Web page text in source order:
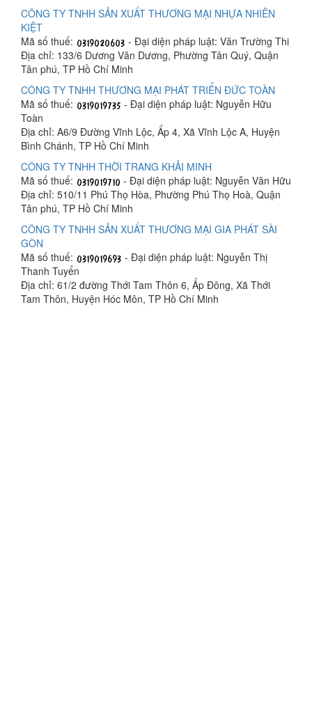
CÔNG TY TNHH SẢN XUẤT THƯƠNG MẠI NHỰA NHIÊN
KIỆT
Mã số thuế:
- Đại diện pháp luật: Văn Trường Thi
Địa chỉ: 133/6 Dương Văn Dương, Phường Tân Quý, Quận
Tân phú, TP Hồ Chí Minh
CÔNG TY TNHH THƯƠNG MẠI PHÁT TRIỂN ĐỨC TOÀN
Mã số thuế:
- Đại diện pháp luật: Nguyễn Hữu
Toàn
Địa chỉ: A6/9 Đường Vĩnh Lộc, Ấp 4, Xã Vĩnh Lộc A, Huyện
Bình Chánh, TP Hồ Chí Minh
CÔNG TY TNHH THỜI TRANG KHẢI MINH
Mã số thuế:
- Đại diện pháp luật: Nguyễn Văn Hữu
Địa chỉ: 510/11 Phú Thọ Hòa, Phường Phú Thọ Hoà, Quận
Tân phú, TP Hồ Chí Minh
CÔNG TY TNHH SẢN XUẤT THƯƠNG MẠI GIA PHÁT SÀI
GÒN
Mã số thuế:
- Đại diện pháp luật: Nguyễn Thị
Thanh Tuyển
Địa chỉ: 61/2 đường Thới Tam Thôn 6, Ấp Đông, Xã Thới
Tam Thôn, Huyện Hóc Môn, TP Hồ Chí Minh